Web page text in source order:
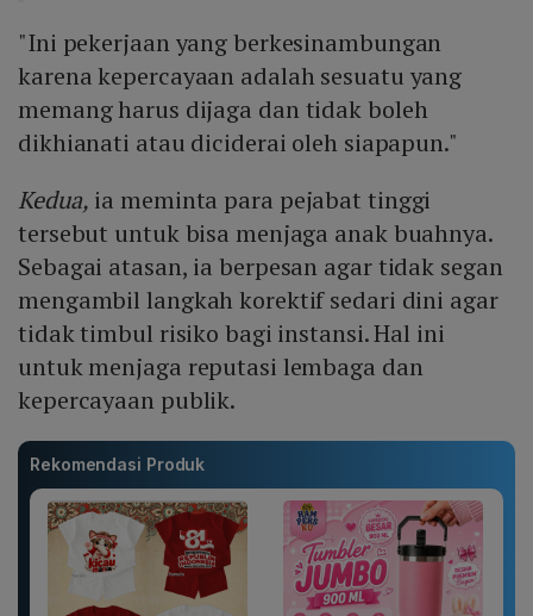
"Ini pekerjaan yang berkesinambungan
karena kepercayaan adalah sesuatu yang
memang harus dijaga dan tidak boleh
dikhianati atau diciderai oleh siapapun."
Kedua, ia meminta para pejabat tinggi
tersebut untuk bisa menjaga anak buahnya.
Sebagai atasan, ia berpesan agar tidak segan
mengambil langkah korektif sedari dini agar
tidak timbul risiko bagi instansi. Hal ini
untuk menjaga reputasi lembaga dan
kepercayaan publik.
Rekomendasi Produk